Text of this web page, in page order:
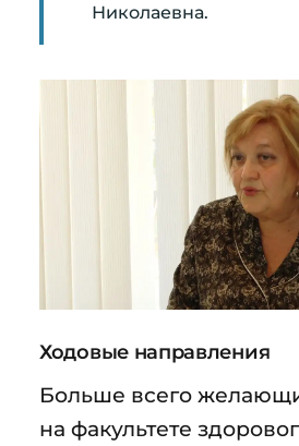
Николаевна.
Ходовые направления
Больше всего
на факультете